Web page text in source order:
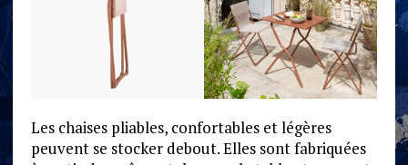
Les chaises pliables, confortables et légères
peuvent se stocker debout. Elles sont fabriquées